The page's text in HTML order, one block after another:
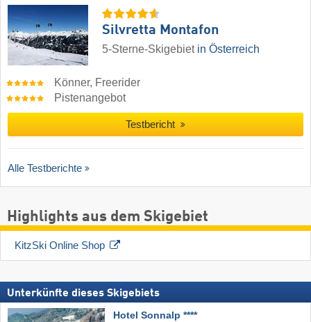
Silvretta Montafon
5-Sterne-Skigebiet in Österreich
Könner, Freerider
Pistenangebot
Testbericht
Alle Testberichte
Highlights aus dem Skigebiet
KitzSki Online Shop
Unterkünfte dieses Skigebiets
Hotel Sonnalp ****